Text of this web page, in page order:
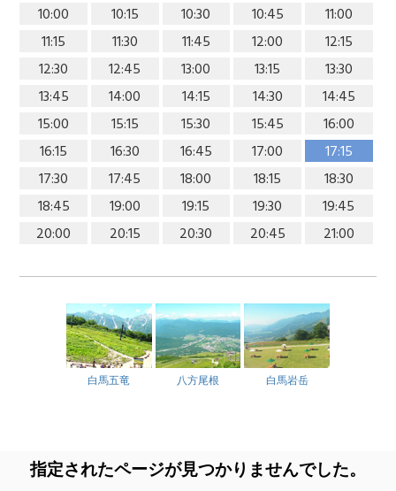
10:00
10:15 10:30 10:45
11:00
11:15
11:30 11:45 12:00
12:15
12:30
12:45 13:00 13:15
13:30
13:45
14:00 14:15 14:30
14:45
15:00
15:15 15:30 15:45
16:00
16:15
16:30 16:45 17:00
17:15
17:30
17:45 18:00 18:15
18:30
18:45
19:00 19:15 19:30
19:45
20:00
20:15 20:30 20:45 21:00
白馬五竜 八方尾根 白馬岩岳